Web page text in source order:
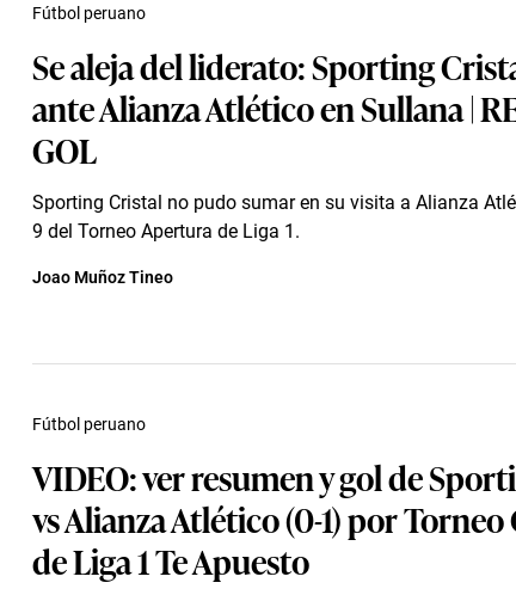
Se aleja del liderato: Sporting
ante Alianza Atlético en Sullana |
GOL
Sporting Cristal no pudo sumar en su visita a Alianza
9 del Torneo Apertura de Liga 1.
Fútbol peruano
Joao Muñoz Tineo
VIDEO: ver resumen y gol de
vs Alianza Atlético (0-1) por
de Liga 1 Te Apuesto
Fútbol peruano